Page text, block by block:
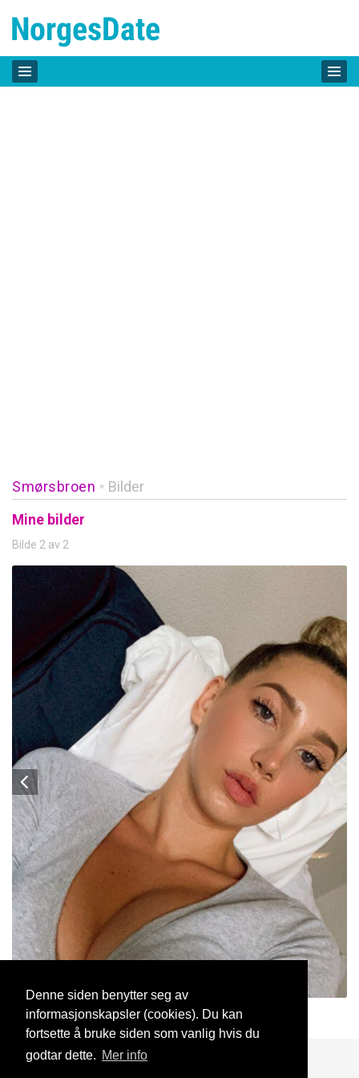
Denne siden benytter seg av
informasjonskapsler (cookies). Du kan
fortsette å bruke siden som vanlig hvis du
godtar dette. Mer info
Smørsbroen » Bilder
Mine bilder
Bilde 2 av 2
Smørsbroen 17 Sep, 2023
Blogg Support Kontakt oss